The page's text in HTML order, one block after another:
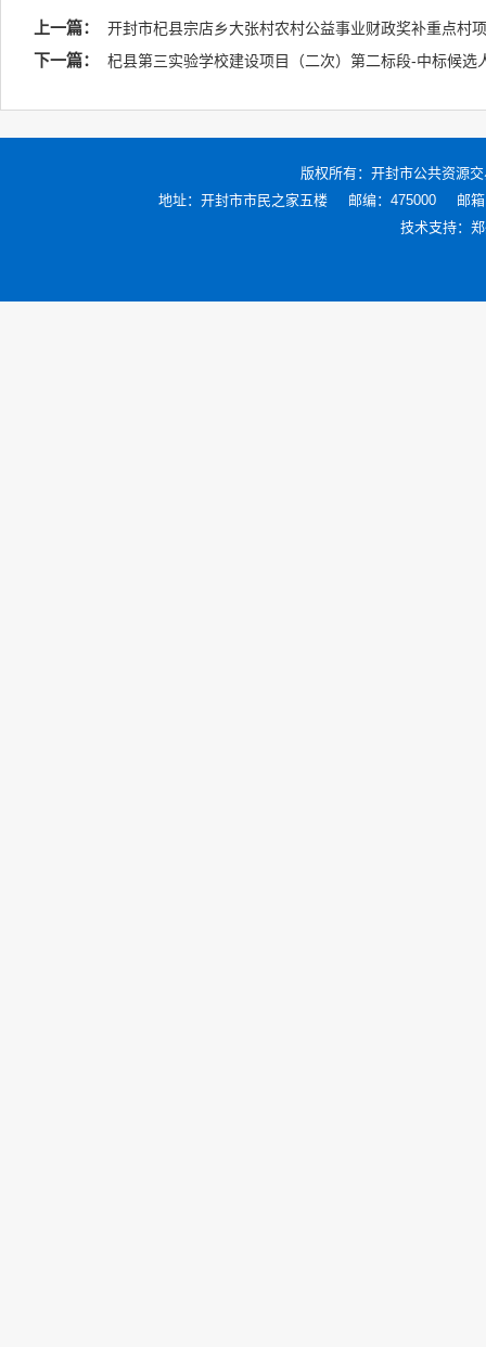
上一篇： 开封市杞县宗店乡大张村农村公益事业财政奖补重点村
下一篇： 杞县第三实验学校建设项目（二次）第二标段-中标候选
版权所有： 开封市公共资源
地址：开封市市民之家五楼
邮编：475000
邮
技术支持：